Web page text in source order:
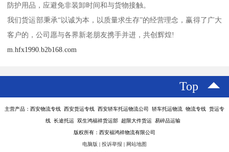
防护用品，应避免非装卸时间和与货物接触。
我们货运部秉承“以诚为本，以质量求生存”的经营理念，赢得了广大
客户的，公司愿与各界新老朋友携手并进，共创辉煌!
m.hfx1990.b2b168.com
Top
主营产品：西安物流专线 西安货运专线 西安轿车托运物流公司 轿车托运物流 物流专线 货运专
线 长途托运 双生鸿福祥货运部 超限大件货运 易碎品运输
版权所有：西安福鸿祥物流有限公司
电脑版 | 投诉举报 | 网站地图